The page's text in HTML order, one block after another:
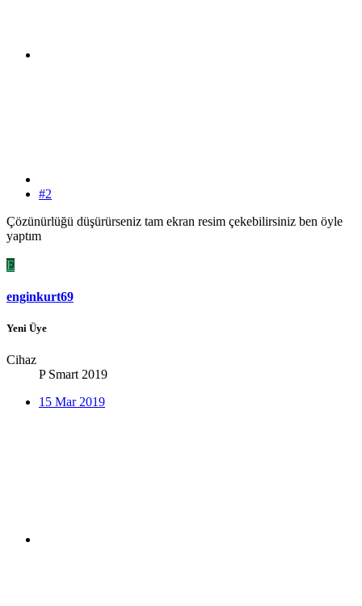
#2
Çözünürlüğü düşürürseniz tam ekran resim çekebilirsiniz ben öyle
yaptım
E
enginkurt69
Yeni Üye
Cihaz
P Smart 2019
15 Mar 2019